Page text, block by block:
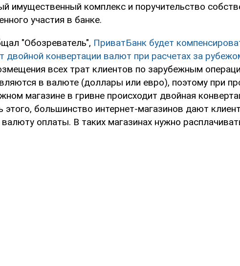
имущественный комплекс и поручительство
участия в банке.
"Обозреватель", ПриватБанк будет
двойной конвертации валют при расчетах за
всех трат клиентов по зарубежным
в валюте (доллары или евро), поэтому при
магазине в гривне происходит двойная
этого, большинство интернет-магазинов дают
оплаты. В таких магазинах нужно